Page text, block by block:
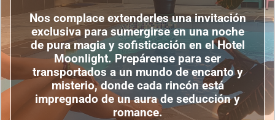
Nos complace extenderles una invitación
exclusiva para sumergirse en una noche
de pura magia y sofisticación en el Hotel
Moonlight. Prepárense para ser
transportados a un mundo de encanto y
misterio, donde cada rincón está
impregnado de un aura de seducción y
romance.